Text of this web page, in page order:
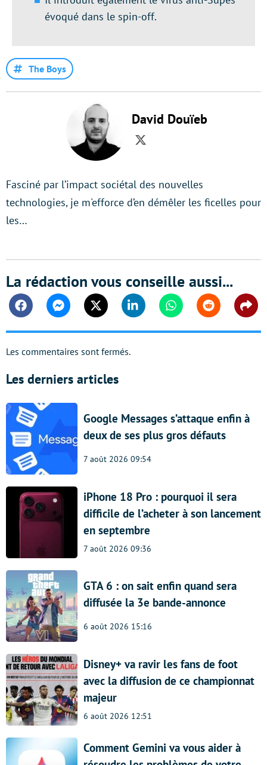
évoqué dans le spin-off.
The Boys
David Douïeb
Twitter
Fasciné par l’impact sociétal des nouvelles
technologies, je m'efforce d’en démêler les ficelles pour
les…
La rédaction vous conseille aussi...
FacebookMessengerTwitter Linkedin WhatsappReddit
Les commentaires sont fermés.
Les derniers articles
Google Messages s’attaque enfin à
deux de ses plus gros défauts
7 août 2026 09:54
iPhone 18 Pro : pourquoi il sera
difficile de l’acheter à son lancement
en septembre
7 août 2026 09:36
GTA 6 : on sait enfin quand sera
diffusée la 3e bande-annonce
6 août 2026 15:16
Disney+ va ravir les fans de foot
avec la diffusion de ce championnat
majeur
6 août 2026 12:51
Comment Gemini va vous aider à